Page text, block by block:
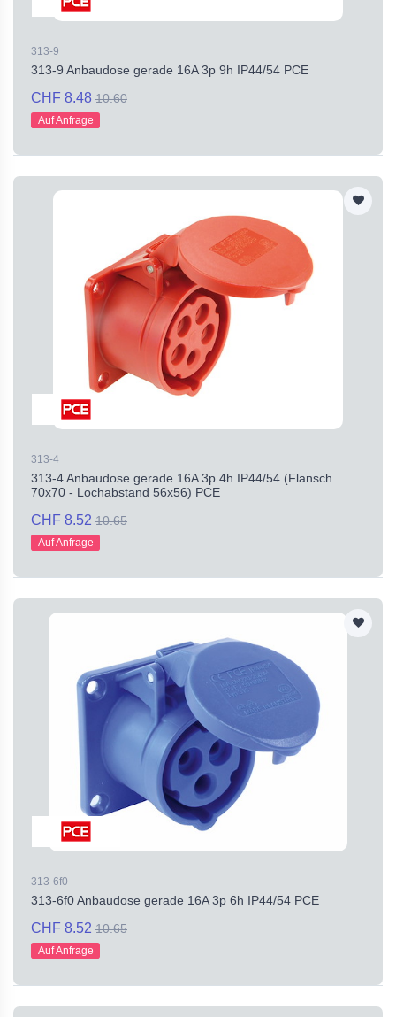
313-9
313-9 Anbaudose gerade 16A 3p 9h IP44/54 PCE
CHF 8.48 10.60
Auf Anfrage
313-4
313-4 Anbaudose gerade 16A 3p 4h IP44/54 (Flansch
70x70 - Lochabstand 56x56) PCE
CHF 8.52 10.65
Auf Anfrage
313-6f0
313-6f0 Anbaudose gerade 16A 3p 6h IP44/54 PCE
CHF 8.52 10.65
Auf Anfrage